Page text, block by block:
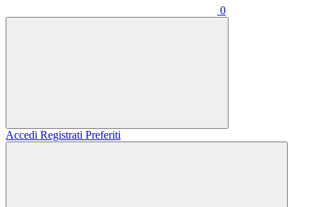
0
Accedi Registrati Preferiti